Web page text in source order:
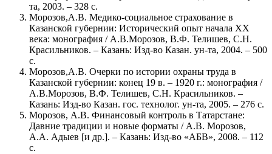
та, 2003. – 328 с.
Морозов,А.В. Медико-социальное страхование в
Казанской губернии: Исторический опыт начала ХХ
века: монография / А.В.Морозов, В.Ф. Телишев, С.Н.
Красильников. – Казань: Изд-во Казан. ун-та, 2004. – 500
с.
Морозов,А.В. Очерки по истории охраны труда в
Казанской губернии: конец 19 в. – 1920 г.: монография /
А.В.Морозов, В.Ф. Телишев, С.Н. Красильников. –
Казань: Изд-во Казан. гос. технолог. ун-та, 2005. – 276 с.
Морозов, А.В. Финансовый контроль в Татарстане:
Давние традиции и новые форматы / А.В. Морозов,
А.А. Адыев [и др.]. – Казань: Изд-во «АБВ», 2008. – 112
с.